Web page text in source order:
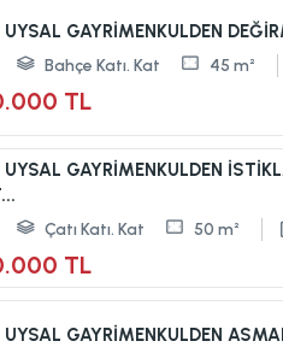
UYSAL GAYRİMENKULDEN
Bahçe Katı. Kat 45 m²
TL
UYSAL GAYRİMENKULDEN
Çatı Katı. Kat 50 m²
TL
UYSAL GAYRİMENKULDEN